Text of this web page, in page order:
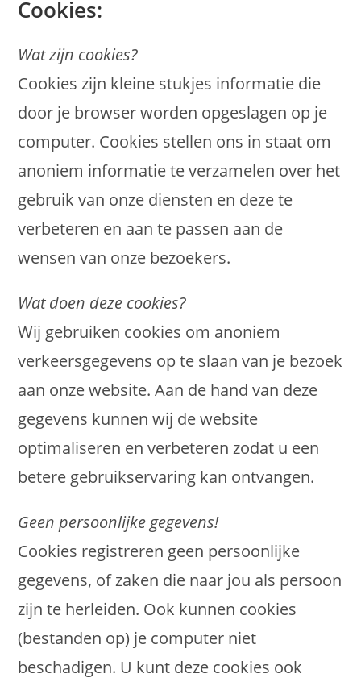
Cookies:
Wat zijn cookies?
Cookies zijn kleine stukjes informatie die
door je browser worden opgeslagen op je
computer. Cookies stellen ons in staat om
anoniem informatie te verzamelen over het
gebruik van onze diensten en deze te
verbeteren en aan te passen aan de
wensen van onze bezoekers.
Wat doen deze cookies?
Wij gebruiken cookies om anoniem
verkeersgegevens op te slaan van je bezoek
aan onze website. Aan de hand van deze
gegevens kunnen wij de website
optimaliseren en verbeteren zodat u een
betere gebruikservaring kan ontvangen.
Geen persoonlijke gegevens!
Cookies registreren geen persoonlijke
gegevens, of zaken die naar jou als persoon
zijn te herleiden. Ook kunnen cookies
(bestanden op) je computer niet
beschadigen. U kunt deze cookies ook